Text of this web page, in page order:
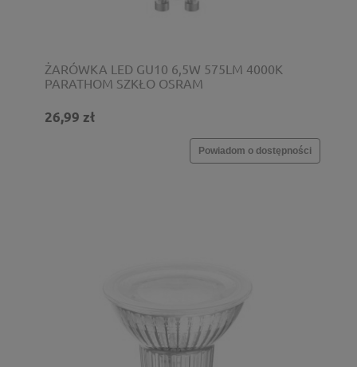
ŻARÓWKA LED GU10 6,5W 575LM 4000K
PARATHOM SZKŁO OSRAM
26,99 zł
Powiadom o dostępności